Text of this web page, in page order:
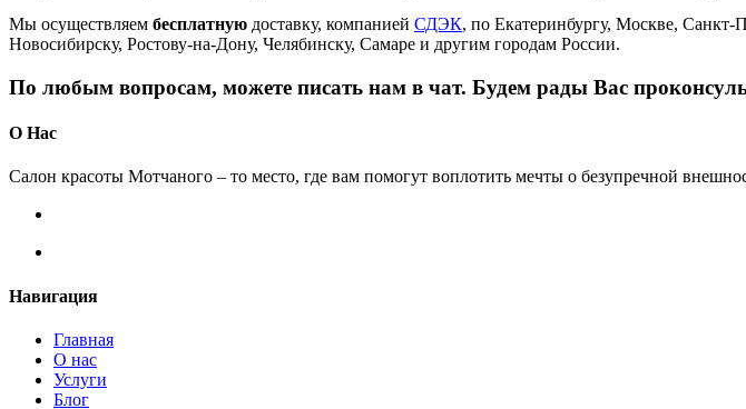
Мы осуществляем бесплатную доставку, компанией СДЭК, по Екатеринбургу, Москве, Санкт-
Новосибирску, Ростову-на-Дону, Челябинску, Самаре и другим городам России.
По любым вопросам, можете писать нам в чат. Будем рады Вас
О Нас
Салон красоты Мотчаного – то место, где вам помогут воплотить мечты о безупречной
Навигация
Главная
О нас
Услуги
Блог